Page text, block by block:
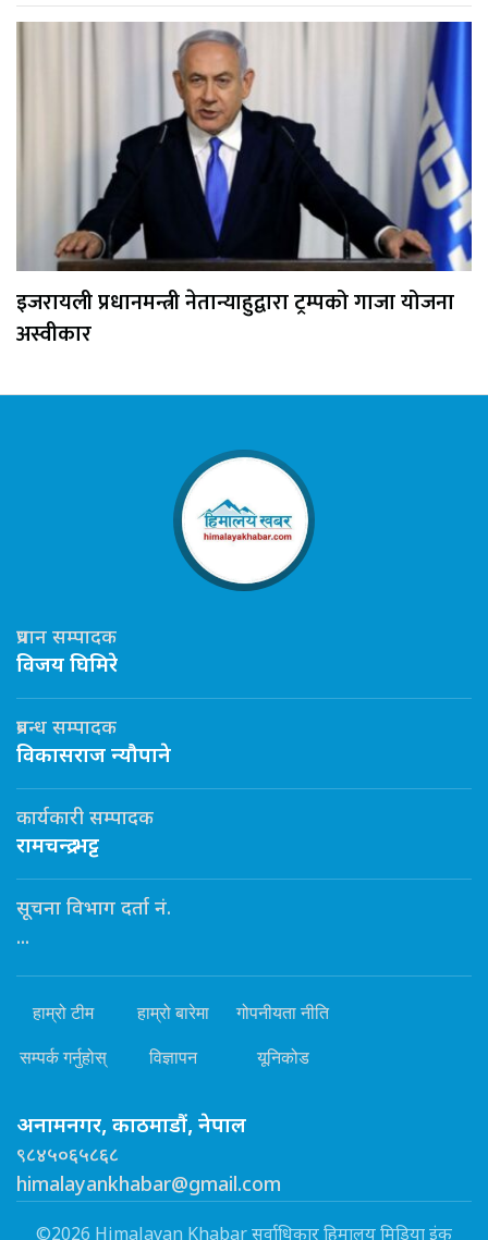
इजरायली प्रधानमन्त्री नेतान्याहुद्वारा ट्रम्पको गाजा योजना
अस्वीकार
प्रधान सम्पादक
विजय घिमिरे
प्रबन्ध सम्पादक
विकासराज न्यौपाने
कार्यकारी सम्पादक
रामचन्द्र भट्ट
सूचना विभाग दर्ता नं.
...
हाम्रो टीम हाम्रो बारेमा गोपनीयता नीति
सम्पर्क गर्नुहोस् विज्ञापन यूनिकोड
अनामनगर, काठमाडौं, नेपाल
९८४५०६५८६८
himalayankhabar@gmail.com